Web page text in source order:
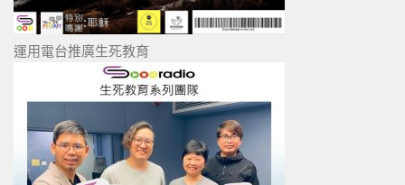
運用電台推廣生死教育